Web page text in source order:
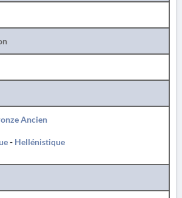
Ancien
- Hellénistique